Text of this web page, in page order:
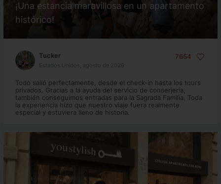
¡Una estancia maravillosa en un apartamento
histórico!
Tucker 7654
Estados Unidos, agosto de 2026
Todo salió perfectamente, desde el check-in hasta los tours
privados. Gracias a la ayuda del servicio de conserjería,
también conseguimos entradas para la Sagrada Familia. Toda
la experiencia hizo que nuestro viaje fuera realmente
especial y estuviera lleno de historia.